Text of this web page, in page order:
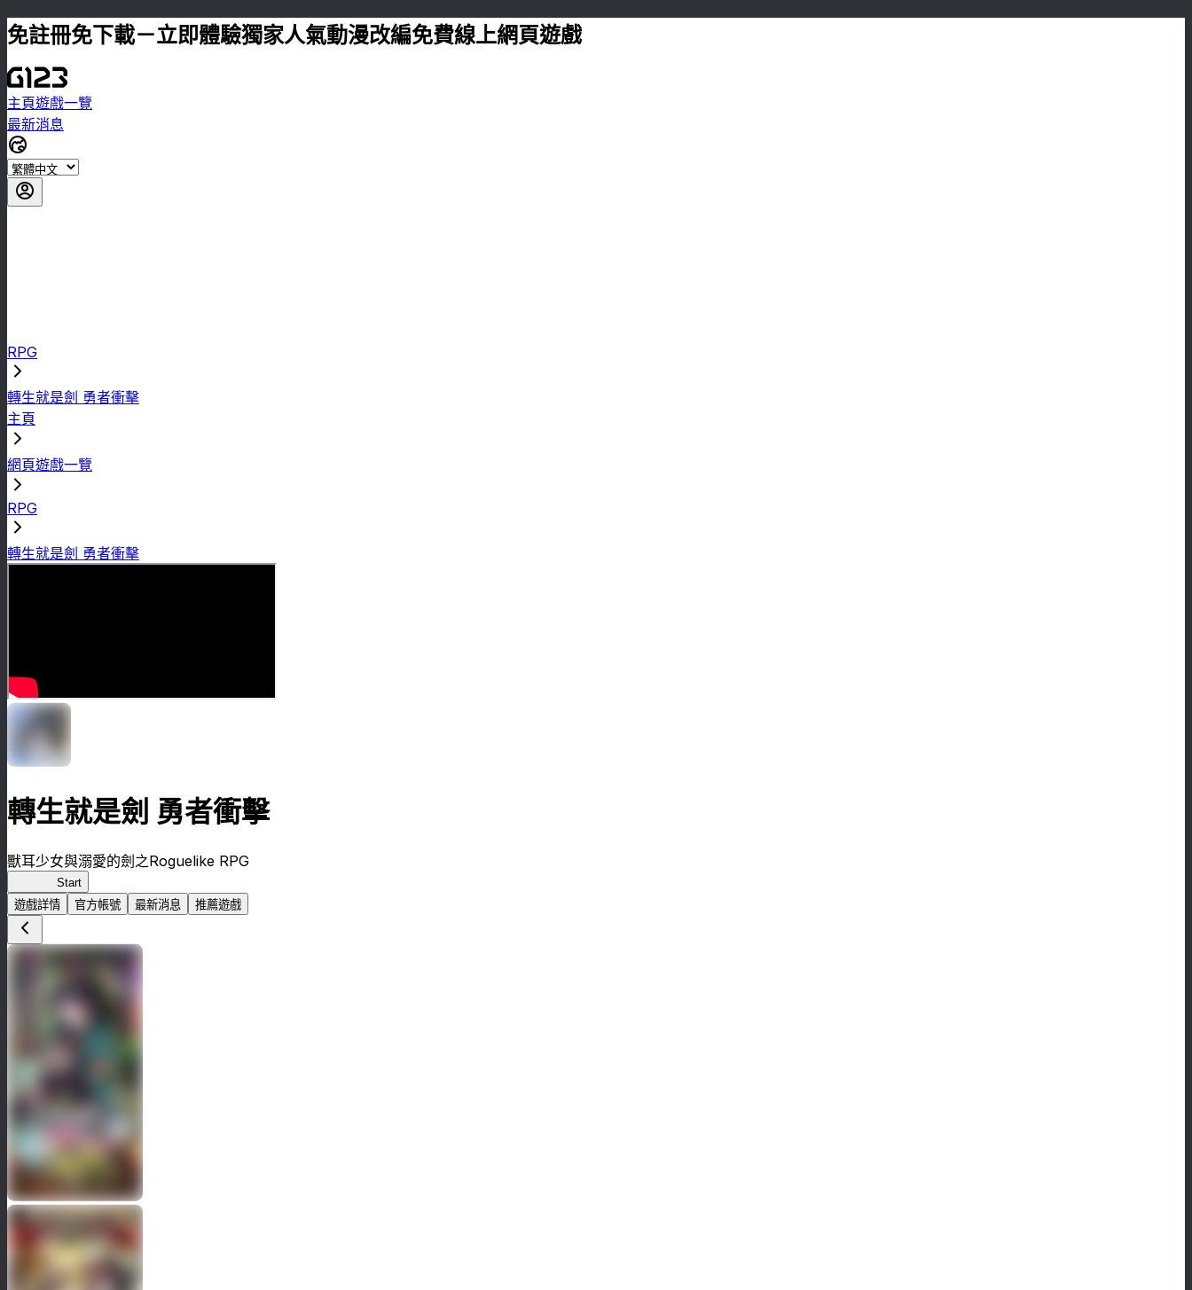
免註冊免下載－立即體驗獨家人氣動漫改編免費線上網頁遊戲
主頁遊戲一覽
最新消息
RPG
轉生就是劍 勇者衝擊
主頁
網頁遊戲一覽
RPG
轉生就是劍 勇者衝擊
轉生就是劍 勇者衝擊
獸耳少女與溺愛的劍之Roguelike RPG
Start
遊戲詳情
官方帳號 最新消息 推薦遊戲